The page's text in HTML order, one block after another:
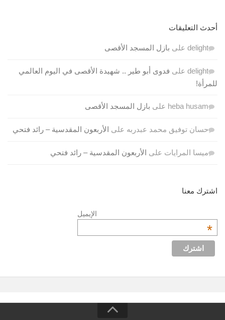
أحدث التعليقات
delight على بازل المسجد الأقصى
delight على فدوى أبو طير .. شهيدة الأقصى في اليوم العالمي
للمرأة!
heba husam على بازل المسجد الأقصى
حسان توفيق محمد عبدربه على الأربعون المقدسية – رائد فتحي
ميسا المرايات على الأربعون المقدسية – رائد فتحي
اشترك معنا
الإيميل
*